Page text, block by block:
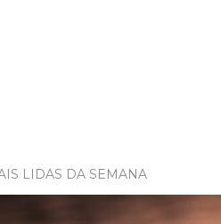
LIDAS DA SEMANA